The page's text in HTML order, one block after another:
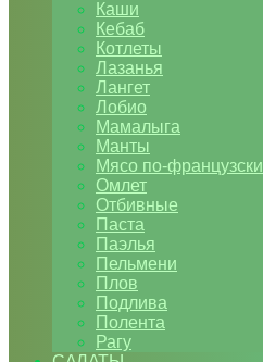
Каши
Кебаб
Котлеты
Лазанья
Лангет
Лобио
Мамалыга
Манты
Мясо по-французски
Омлет
Отбивные
Паста
Паэлья
Пельмени
Плов
Подлива
Полента
Рагу